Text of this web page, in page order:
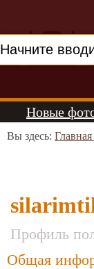
Новые
Вы здесь:
Профиль
Общая